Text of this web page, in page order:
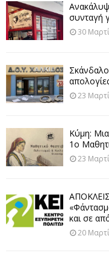
συνταγή
30
23
Κύμη:
1ο
23
και σε
20